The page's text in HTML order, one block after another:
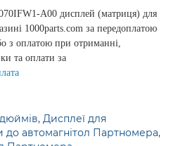
A00 дисплей (матриця) для
1000parts.com за передоплатою
з оплатою при отриманні,
та оплати за
, Дисплеї для
до автомагнітол Партномера,